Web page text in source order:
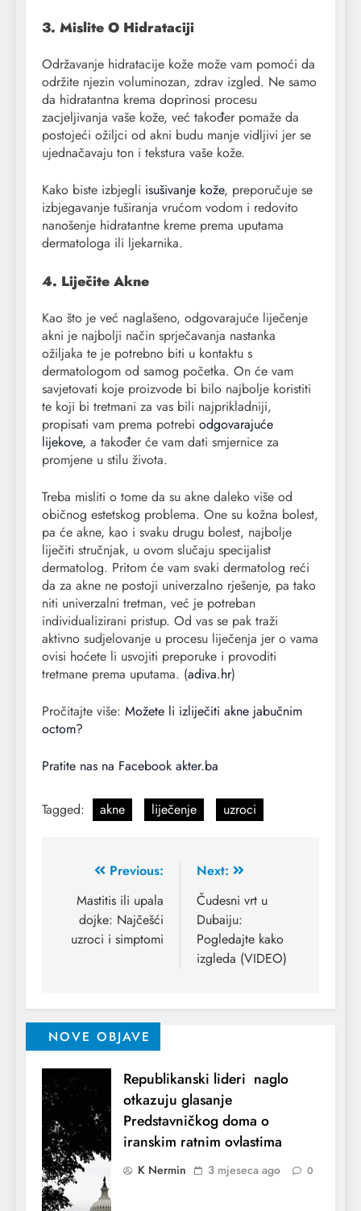
3. Mislite O Hidrataciji
Održavanje hidratacije kože može vam pomoći da
održite njezin voluminozan, zdrav izgled. Ne samo
da hidratantna krema doprinosi procesu
zacjeljivanja vaše kože, već također pomaže da
postojeći ožiljci od akni budu manje vidljivi jer se
ujednačavaju ton i tekstura vaše kože.
Kako biste izbjegli isušivanje kože, preporučuje se
izbjegavanje tuširanja vrućom vodom i redovito
nanošenje hidratantne kreme prema uputama
dermatologa ili ljekarnika.
4. Liječite Akne
Kao što je već naglašeno, odgovarajuće liječenje
akni je najbolji način sprječavanja nastanka
ožiljaka te je potrebno biti u kontaktu s
dermatologom od samog početka. On će vam
savjetovati koje proizvode bi bilo najbolje koristiti
te koji bi tretmani za vas bili najprikladniji,
propisati vam prema potrebi odgovarajuće
lijekove, a također će vam dati smjernice za
promjene u stilu života.
Treba misliti o tome da su akne daleko više od
običnog estetskog problema. One su kožna bolest,
pa će akne, kao i svaku drugu bolest, najbolje
liječiti stručnjak, u ovom slučaju specijalist
dermatolog. Pritom će vam svaki dermatolog reći
da za akne ne postoji univerzalno rješenje, pa tako
niti univerzalni tretman, već je potreban
individualizirani pristup. Od vas se pak traži
aktivno sudjelovanje u procesu liječenja jer o vama
ovisi hoćete li usvojiti preporuke i provoditi
tretmane prema uputama. (adiva.hr)
Pročitajte više: Možete li izliječiti akne jabučnim
octom?
Pratite nas na Facebook akter.ba
Tagged: akne liječenje uzroci
Previous:
Mastitis ili upala
dojke: Najčešći
uzroci i simptomi
Next:
Čudesni vrt u
Dubaiju:
Pogledajte kako
izgleda (VIDEO)
NOVE OBJAVE
Republikanski lideri naglo
otkazuju glasanje
Predstavničkog doma o
iranskim ratnim ovlastima
K Nermin 3 mjeseca ago 0